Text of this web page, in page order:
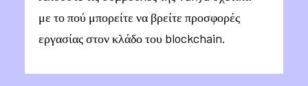
με το πού μπορείτε να βρείτε προσφορές
εργασίας στον κλάδο του blockchain.